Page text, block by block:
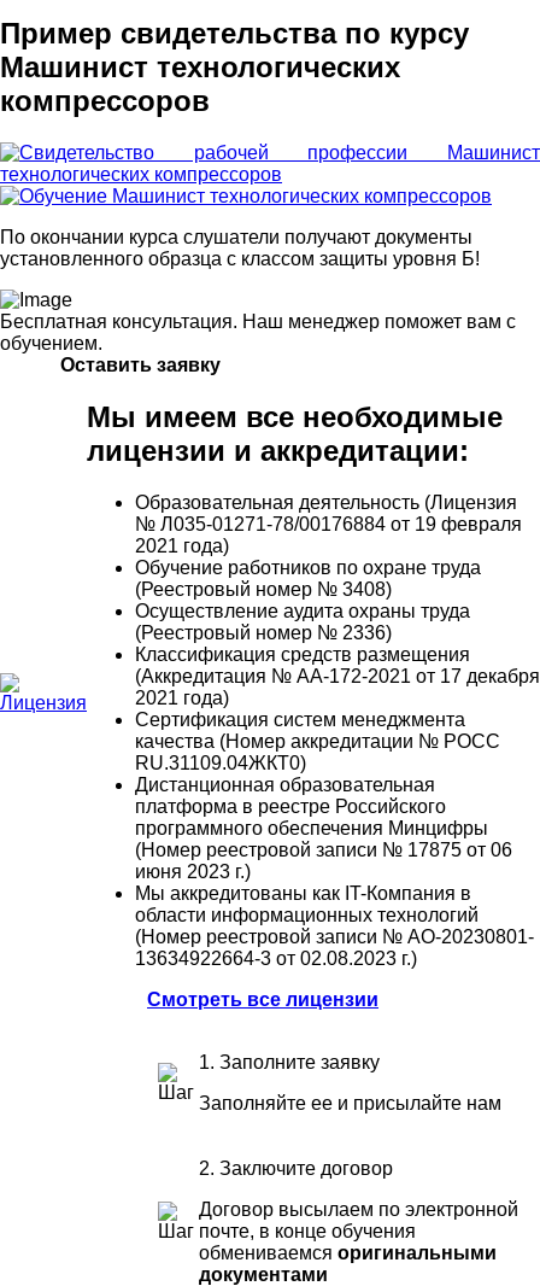
Пример свидетельства по курсу
Машинист технологических
компрессоров
По окончании курса слушатели получают документы
установленного образца с классом защиты уровня Б!
Бесплатная консультация. Наш менеджер поможет вам с
обучением.
Оставить заявку
Мы имеем все необходимые
лицензии и аккредитации:
Образовательная деятельность (Лицензия
№ Л035-01271-78/00176884 от 19 февраля
2021 года)
Обучение работников по охране труда
(Реестровый номер № 3408)
Осуществление аудита охраны труда
(Реестровый номер № 2336)
Классификация средств размещения
(Аккредитация № АА-172-2021 от 17 декабря
2021 года)
Сертификация систем менеджмента
качества (Номер аккредитации № РОСС
RU.31109.04ЖКТ0)
Дистанционная образовательная
платформа в реестре Российского
программного обеспечения Минцифры
(Номер реестровой записи № 17875 от 06
июня 2023 г.)
Мы аккредитованы как IT-Компания в
области информационных технологий
(Номер реестровой записи № АО-20230801-
13634922664-3 от 02.08.2023 г.)
Смотреть все лицензии
1. Заполните заявку
Заполняйте ее и присылайте нам
2. Заключите договор
Договор высылаем по электронной
почте, в конце обучения
обмениваемся оригинальными
документами